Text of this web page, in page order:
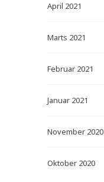
April 2021
Marts 2021
Februar 2021
Januar 2021
November 2020
Oktober 2020